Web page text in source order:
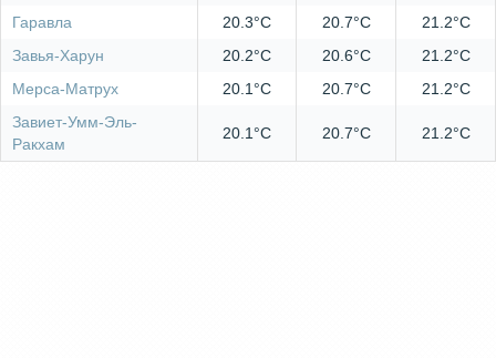
Гаравла
20.3°C 20.7°C
21.2°C
Завья-Харун
20.2°C 20.6°C
21.2°C
Мерса-Матрух
20.1°C 20.7°C
21.2°C
Завиет-Умм-Эль-
Ракхам
20.1°C 20.7°C 21.2°C